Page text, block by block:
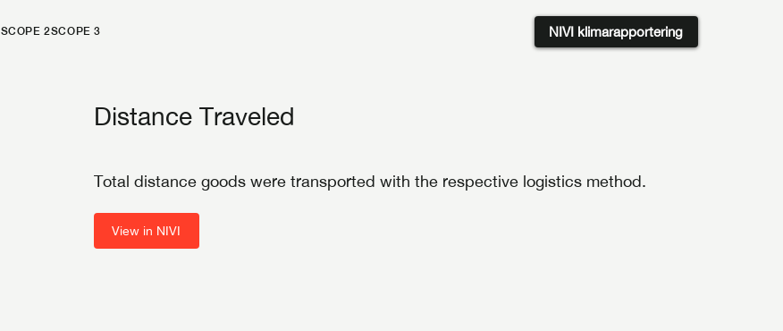
NIVI klimarapportering
SCOPE 2SCOPE 3
Distance Traveled
Total distance goods were transported with the respective logistics method.
View in NIVI